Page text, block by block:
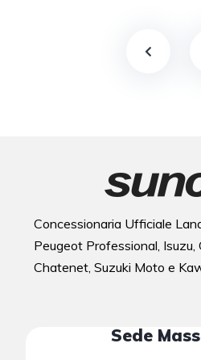
Concessionaria Ufficiale
Peugeot Professional, Isuzu,
Chatenet, Suzuki Moto e
Sede